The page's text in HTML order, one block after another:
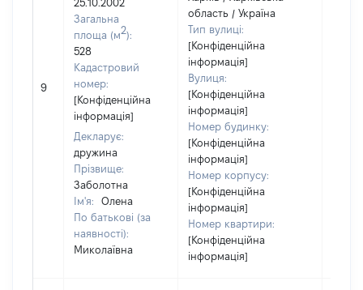
9
25.10.2002
Загальна
площа (м2):
528
Кадастровий
номер:
[Конфіденційна
інформація]
Декларує:
дружина
Прізвище:
Заболотна
Ім'я:
Олена
По батькові (за
наявності):
Миколаївна
область / Україна
Тип вулиці:
[Конфіденційна
інформація]
Вулиця:
[Конфіденційна
інформація]
Номер будинку:
[Конфіденційна
інформація]
Номер корпусу:
[Конфіденційна
інформація]
Номер квартири:
[Конфіденційна
інформація]